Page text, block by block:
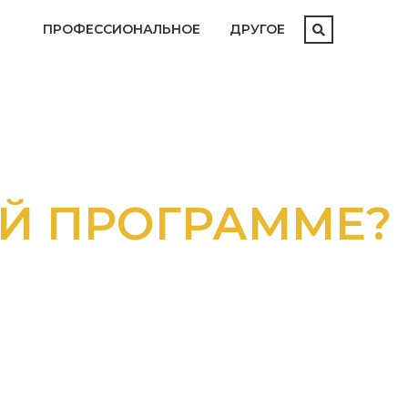
ПРОФЕССИОНАЛЬНОЕ ДРУГОЕ